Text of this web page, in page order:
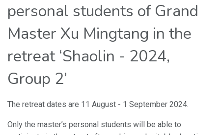
personal students of Grand
Master Xu Mingtang in the
retreat ‘Shaolin - 2024,
Group 2’
The retreat dates are 11 August - 1 September 2024.
Only the master’s personal students will be able to